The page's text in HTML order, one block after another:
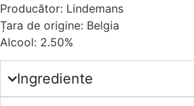
Producător: Lindemans
Țara de origine: Belgia
Alcool: 2.50%
Ingrediente